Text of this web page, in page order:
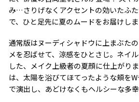
み…さりげなくアクセントの効いたふ
で、ひと足先に夏のムードをお届けしま
通常版はヌーディシャドウに上まぶた
メを忍ばせて、涼感をひとさじ。ネイ
した、メイク上級者の夏顔に仕上がり
は、太陽を浴びてほてったような頬を
で演出し、あどけなくもヘルシーな多幸